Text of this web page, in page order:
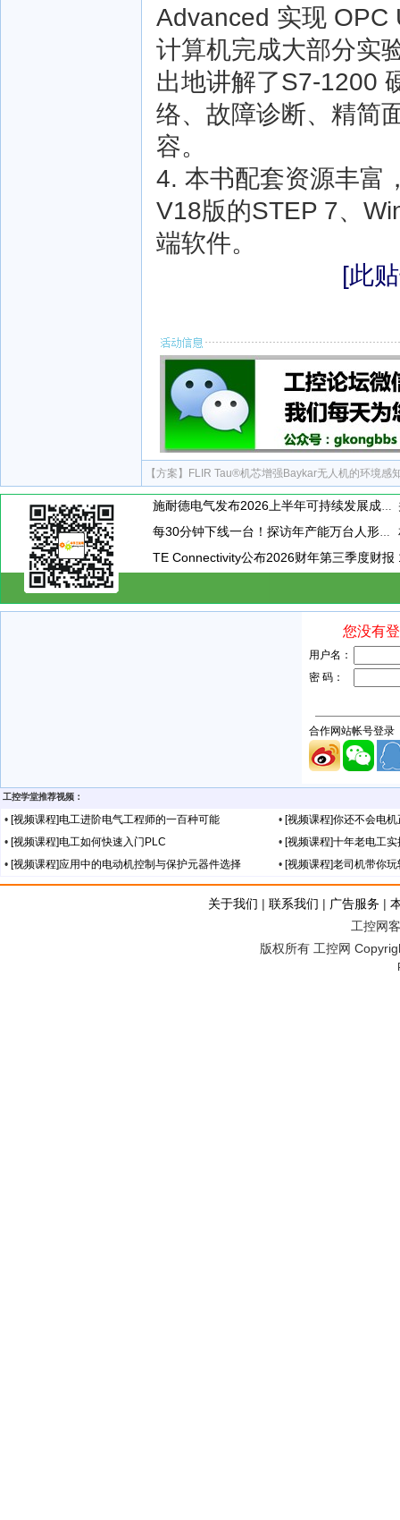
Advanced 实现 OPC
计算机完成大部分实
出地讲解了S7-1200
络、故障诊断、精简
容。
4. 本书配套资源丰富
V18版的STEP 7、
端软件。
[此
【方案】 FLIR Tau®机芯增强Baykar无人机的环境感
施耐德电气发布2026上半年可持续发展成绩单 "Impact 2030"路线图开局稳健
每30分钟下线一台！探访年产能万台人形机器人工厂
TE Connectivity公布2026财年第三季度财报
工控学堂推荐视频：
• [视频课程]电工进阶电气工程师的一百种可能 • [视频课程]你还不会电
• [视频课程]电工如何快速入门PLC • [视频课程]十年老电工
• [视频课程]应用中的电动机控制与保护元器件选择 • [视频课程]老司机带你
关于我们 | 联系我们 | 广告服务 |
工控网
版权所有 工控网